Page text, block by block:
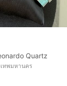
Quartz
ทพมหานคร